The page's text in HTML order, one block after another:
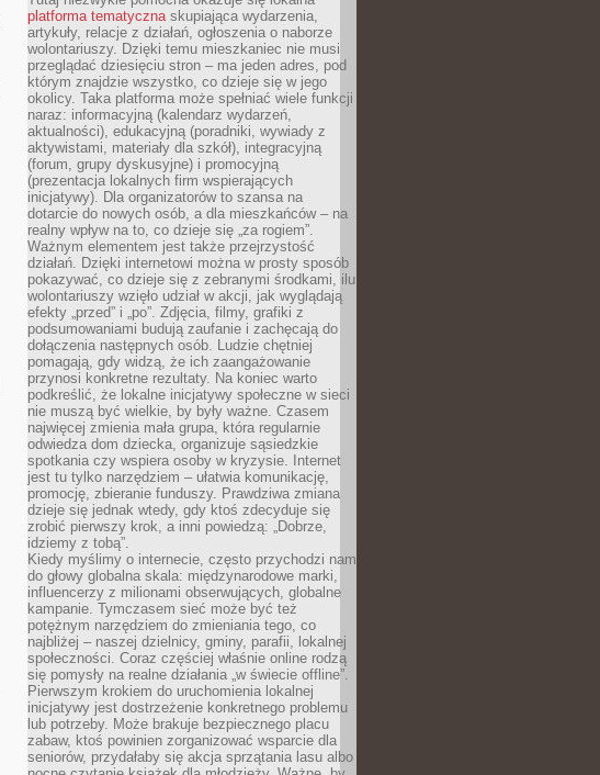
platforma tematycznaskupiająca wydarzenia,
artykuły, relacje z działań, ogłoszenia o naborze
wolontariuszy. Dzięki temu mieszkaniec nie musi
przeglądać dziesięciu stron – ma jeden adres, pod
którym znajdzie wszystko, co dzieje się w jego
okolicy. Taka platforma może spełniać wiele funkcji
naraz: informacyjną (kalendarz wydarzeń,
aktualności), edukacyjną (poradniki, wywiady z
aktywistami, materiały dla szkół), integracyjną
(forum, grupy dyskusyjne) i promocyjną
(prezentacja lokalnych firm wspierających
inicjatywy). Dla organizatorów to szansa na
dotarcie do nowych osób, a dla mieszkańców – na
realny wpływ na to, co dzieje się „za rogiem”.
Ważnym elementem jest także przejrzystość
działań. Dzięki internetowi można w prosty sposób
pokazywać, co dzieje się z zebranymi środkami, ilu
wolontariuszy wzięło udział w akcji, jak wyglądają
efekty „przed” i „po”. Zdjęcia, filmy, grafiki z
podsumowaniami budują zaufanie i zachęcają do
dołączenia następnych osób. Ludzie chętniej
pomagają, gdy widzą, że ich zaangażowanie
przynosi konkretne rezultaty. Na koniec warto
podkreślić, że lokalne inicjatywy społeczne w sieci
nie muszą być wielkie, by były ważne. Czasem
najwięcej zmienia mała grupa, która regularnie
odwiedza dom dziecka, organizuje sąsiedzkie
spotkania czy wspiera osoby w kryzysie. Internet
jest tu tylko narzędziem – ułatwia komunikację,
promocję, zbieranie funduszy. Prawdziwa zmiana
dzieje się jednak wtedy, gdy ktoś zdecyduje się
zrobić pierwszy krok, a inni powiedzą: „Dobrze,
idziemy z tobą”.
Kiedy myślimy o internecie, często przychodzi nam
do głowy globalna skala: międzynarodowe marki,
influencerzy z milionami obserwujących, globalne
kampanie. Tymczasem sieć może być też
potężnym narzędziem do zmieniania tego, co
najbliżej – naszej dzielnicy, gminy, parafii, lokalnej
społeczności. Coraz częściej właśnie online rodzą
się pomysły na realne działania „w świecie offline”.
Pierwszym krokiem do uruchomienia lokalnej
inicjatywy jest dostrzeżenie konkretnego problemu
lub potrzeby. Może brakuje bezpiecznego placu
zabaw, ktoś powinien zorganizować wsparcie dla
seniorów, przydałaby się akcja sprzątania lasu albo